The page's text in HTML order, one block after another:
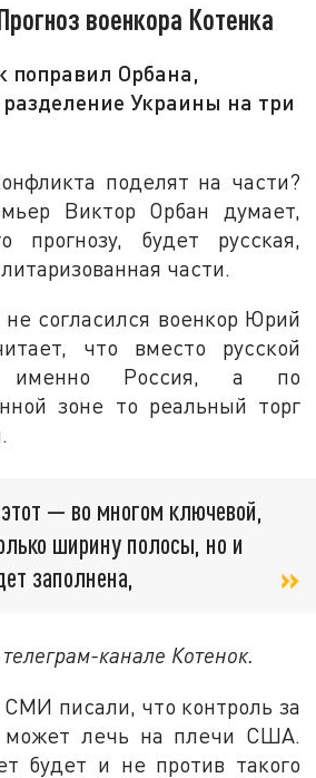
военкора Котенка
поправил Орбана,
Украины на три
поделят на части?
Виктор Орбан думает,
будет русская,
части.
согласился военкор Юрий
что вместо русской
именно Россия, а по
зоне то реальный торг
— во многом ключевой,
ширину полосы, но и
заполнена,
канале Котенок.
писали, что контроль за
может лечь на плечи США.
будет и не против такого